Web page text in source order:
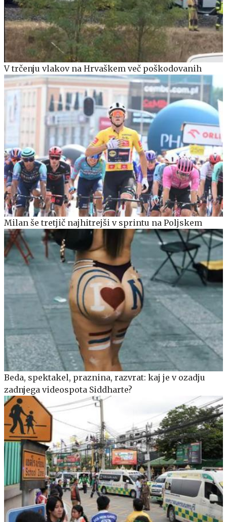
V trčenju vlakov na Hrvaškem več poškodovanih
Milan še tretjič najhitrejši v sprintu na Poljskem
Beda, spektakel, praznina, razvrat: kaj je v ozadju
zadnjega videospota Siddharte?